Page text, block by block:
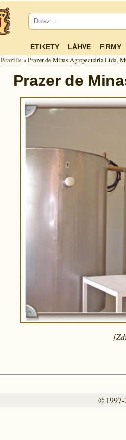
ETIKETY LÁHVE FIRMY
Brazílie »Prazer de Minas Agropecuária Ltda,
Prazer de
© 1997-